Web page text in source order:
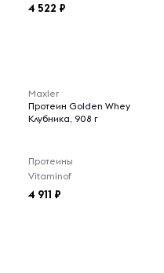
4 522
Maxler
Протеин Golden Whey
Клубника, 908 г
Протеины
Vitaminof
4 911